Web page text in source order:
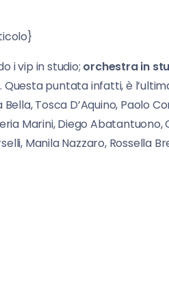
i vip in studio; orchestra in
Questa puntata infatti, è
Tosca D’Aquino, Paolo
Marini, Diego
Manila Nazzaro, Rossella